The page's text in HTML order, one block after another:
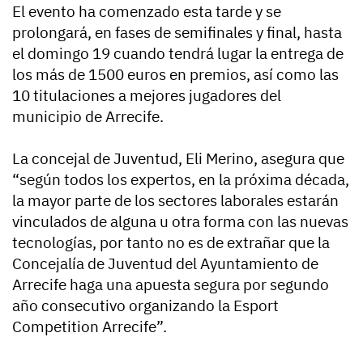
El evento ha comenzado esta tarde y se
prolongará, en fases de semifinales y final, hasta
el domingo 19 cuando tendrá lugar la entrega de
los más de 1500 euros en premios, así como las
10 titulaciones a mejores jugadores del
municipio de Arrecife.
La concejal de Juventud, Eli Merino, asegura que
“según todos los expertos, en la próxima década,
la mayor parte de los sectores laborales estarán
vinculados de alguna u otra forma con las nuevas
tecnologías, por tanto no es de extrañar que la
Concejalía de Juventud del Ayuntamiento de
Arrecife haga una apuesta segura por segundo
año consecutivo organizando la Esport
Competition Arrecife”.